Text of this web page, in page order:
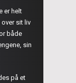
er helt
sit liv
både
sin
på et